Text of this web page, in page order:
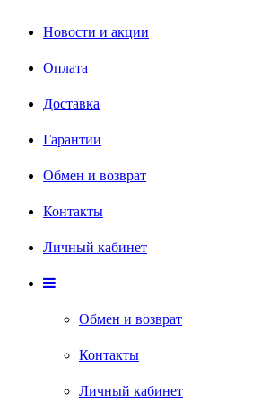
Новости и акции
Оплата
Доставка
Гарантии
Обмен и возврат
Контакты
Личный кабинет
Обмен и возврат
Контакты
Личный кабинет